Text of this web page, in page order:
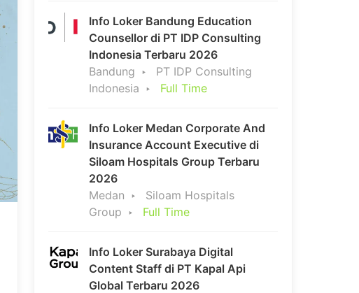
Info Loker Bandung Education
Counsellor di PT IDP Consulting
Indonesia Terbaru 2026
Bandung
PT IDP Consulting
Indonesia
Full Time
Info Loker Medan Corporate And
Insurance Account Executive di
Siloam Hospitals Group Terbaru
2026
Medan
Siloam Hospitals
Group
Full Time
Info Loker Surabaya Digital
Content Staff di PT Kapal Api
Global Terbaru 2026